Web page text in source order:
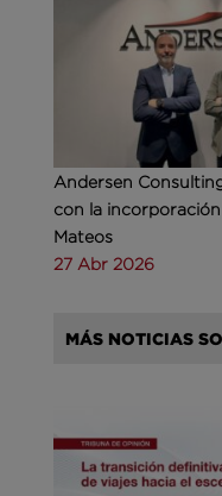
Andersen
con la
Mateos
27 Abr 2026
MÁS NOTICIAS